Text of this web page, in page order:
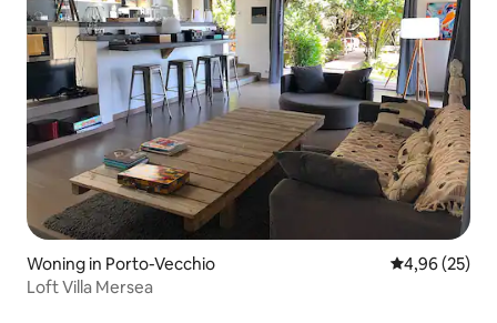
Woning in Porto-Vecchio Gemiddelde
4,96 (25)
Loft Villa Mersea